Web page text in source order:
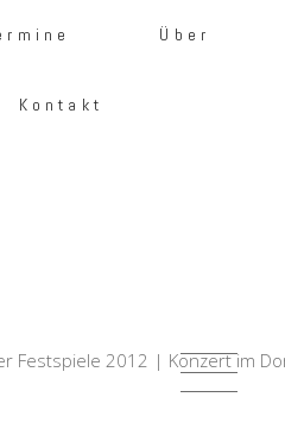
Über
Kontakt
Festspiele 2012 | Konzert im